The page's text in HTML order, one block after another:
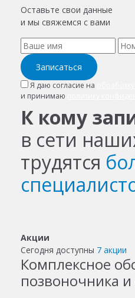
Оставьте свои данные
и мы свяжемся с вами
Записаться
Я даю согласие на
и принимаю
К кому
в сети
трудятся
Акции
Сегодня доступны 7 акции
Комплексное
позвоночника и